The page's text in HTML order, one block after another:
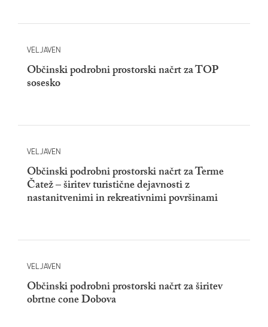
VELJAVEN
Občinski podrobni prostorski načrt za TOP
sosesko
VELJAVEN
Občinski podrobni prostorski načrt za Terme
Čatež – širitev turistične dejavnosti z
nastanitvenimi in rekreativnimi površinami
VELJAVEN
Občinski podrobni prostorski načrt za širitev
obrtne cone Dobova